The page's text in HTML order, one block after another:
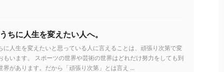
ちに人生を変えたい人へ。
に人生を変えたいと思っている人に言えることは、頑張り次第で変
もいます。 スポーツの世界や芸術の世界はどれだけ努力をしても到
界があります。だから「頑張り次第」とは言え ...